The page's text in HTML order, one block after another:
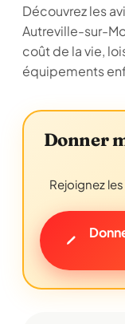
Découvrez les
Autreville-sur-
coût de la vie,
équipements
Donner
Rejoignez